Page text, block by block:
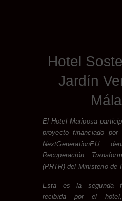
Hotel
Jardín
El Hotel Mariposa
proyecto financiado por
NextGenerationEU,
Recuperación,
(PRTR)del Ministerio de
Esta es la segunda
recibida por el